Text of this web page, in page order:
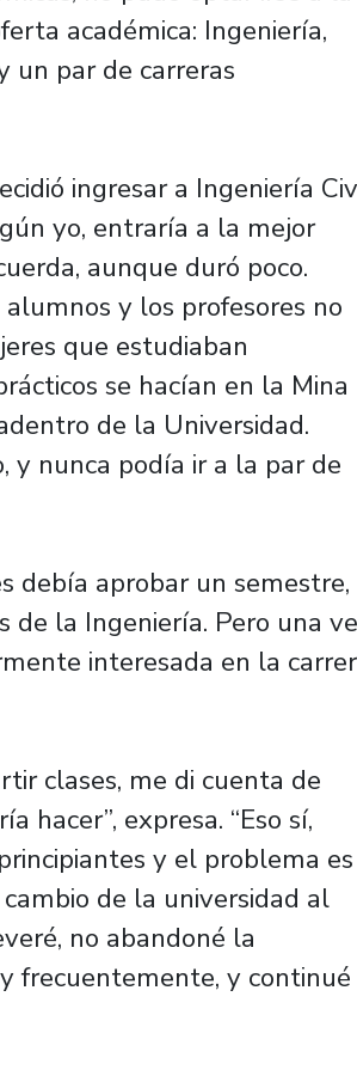
académica: Ingeniería,
un par de carreras
ingresar a Ingeniería
yo, entraría a la mejor
aunque duró poco.
y los profesores no
que estudiaban
se hacían en la Mina
de la Universidad.
y nunca podía ir a la par de
debía aprobar un semestre,
de la Ingeniería. Pero una
interesada en la
clases, me di cuenta de
hacer”, expresa. “Eso sí,
y el problema es
de la universidad al
no abandoné la
frecuentemente, y continué